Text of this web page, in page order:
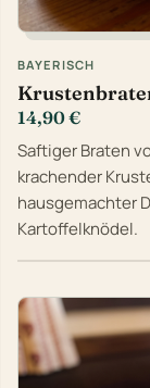
BAYERISCH
14,90 €
Saftiger Braten
krachender
hausgemachter
Kartoffelknödel.